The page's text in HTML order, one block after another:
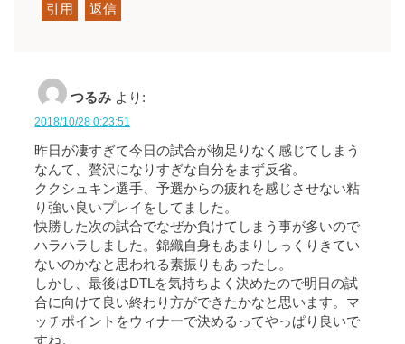
引用 返信
つるみ より:
2018/10/28 0:23:51
昨日が凄すぎて今日の試合が物足りなく感じてしまう
なんて、贅沢になりすぎな自分をまず反省。
ククシュキン選手、予選からの疲れを感じさせない粘
り強い良いプレイをしてました。
快勝した次の試合でなぜか負けてしまう事が多いので
ハラハラしました。錦織自身もあまりしっくりきてい
ないのかなと思われる素振りもあったし。
しかし、最後はDTLを気持ちよく決めたので明日の試
合に向けて良い終わり方ができたかなと思います。マ
ッチポイントをウィナーで決めるってやっぱり良いで
すね。